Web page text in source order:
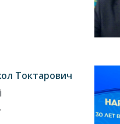
Токтарович